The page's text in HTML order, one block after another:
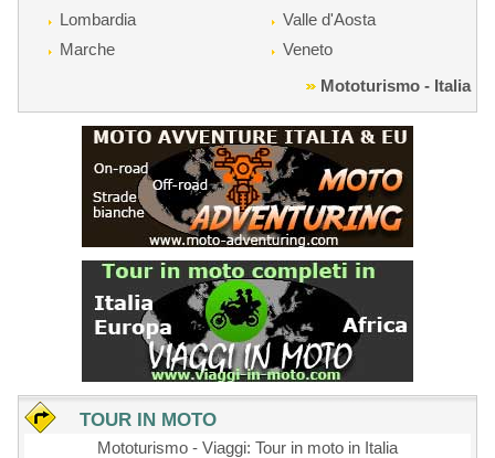
Lombardia
Marche
Valle d'Aosta
Veneto
Mototurismo - Italia
TOUR IN MOTO
Mototurismo - Viaggi: Tour in moto in Italia